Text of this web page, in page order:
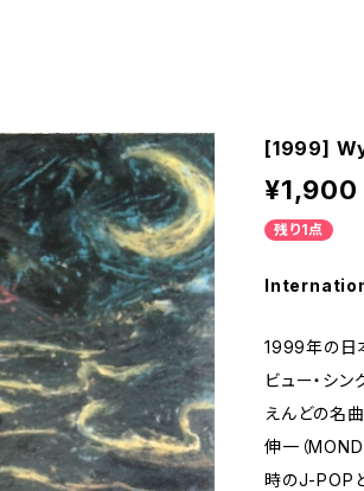
[1999]
¥1,900
残り1点
1999年の日
ビュー・シ
えんどの名
伸一（
時のJ-POP